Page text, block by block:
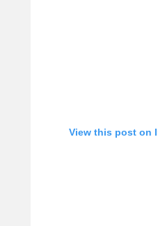
View this post on